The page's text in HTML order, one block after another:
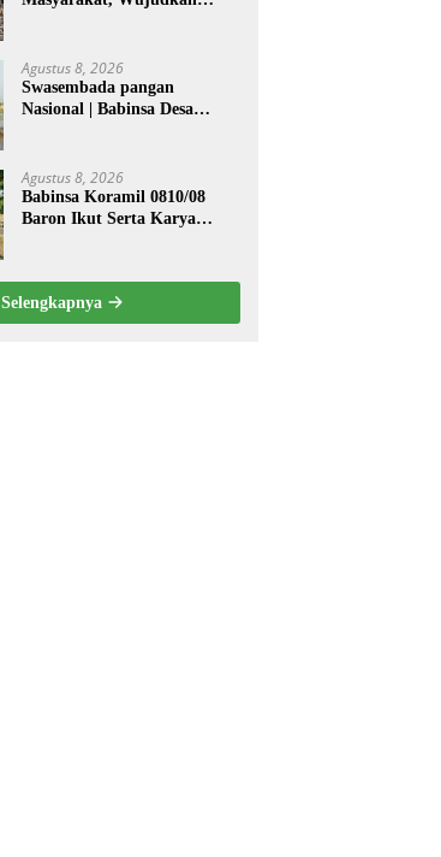
Agustus 8, 2026
Swasembada pangan
Nasional | Babinsa Desa
Ketahanan Pangan
Agustus 8, 2026
Babinsa Koramil 0810/08
Baron Ikut Serta Karya
Selengkapnya